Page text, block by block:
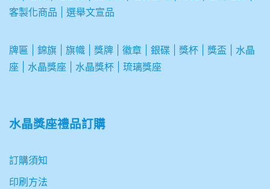
客製化商品
選舉文宣品
牌匾 錦旗 旗幟 獎牌 徽章 銀碟 獎杯 獎盃
水晶
座
水晶獎座 水晶獎杯 琉璃獎座
水晶獎座禮品訂購
訂購須知
印刷方法